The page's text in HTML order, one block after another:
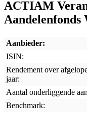
shortcut
activates
the
reader
help
you
navigate
and
interact
with
ACTIAM
Aandelenfonds
Aanbieder:
ISIN:
Rendement over
jaar:
Aantal onderliggende
Benchmark: